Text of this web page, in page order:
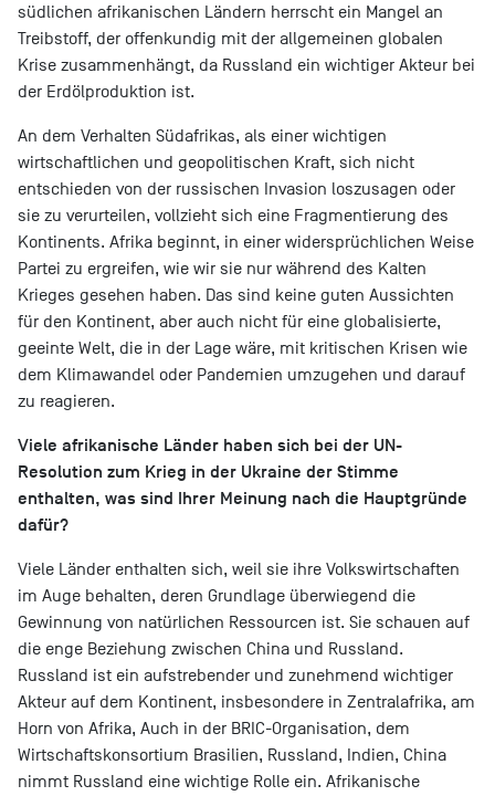
südlichen afrikanischen Ländern herrscht ein Mangel an
Treibstoff, der offenkundig mit der allgemeinen globalen
Krise zusammenhängt, da Russland ein wichtiger Akteur bei
der Erdölproduktion ist.
An dem Verhalten Südafrikas, als einer wichtigen
wirtschaftlichen und geopolitischen Kraft, sich nicht
entschieden von der russischen Invasion loszusagen oder
sie zu verurteilen, vollzieht sich eine Fragmentierung des
Kontinents. Afrika beginnt, in einer widersprüchlichen Weise
Partei zu ergreifen, wie wir sie nur während des Kalten
Krieges gesehen haben. Das sind keine guten Aussichten
für den Kontinent, aber auch nicht für eine globalisierte,
geeinte Welt, die in der Lage wäre, mit kritischen Krisen wie
dem Klimawandel oder Pandemien umzugehen und darauf
zu reagieren.
Viele afrikanische Länder haben sich bei der UN-
Resolution zum Krieg in der Ukraine der Stimme
enthalten, was sind Ihrer Meinung nach die Hauptgründe
dafür?
Viele Länder enthalten sich, weil sie ihre Volkswirtschaften
im Auge behalten, deren Grundlage überwiegend die
Gewinnung von natürlichen Ressourcen ist. Sie schauen auf
die enge Beziehung zwischen China und Russland.
Russland ist ein aufstrebender und zunehmend wichtiger
Akteur auf dem Kontinent, insbesondere in Zentralafrika, am
Horn von Afrika, Auch in der BRIC-Organisation, dem
Wirtschaftskonsortium Brasilien, Russland, Indien, China
nimmt Russland eine wichtige Rolle ein. Afrikanische